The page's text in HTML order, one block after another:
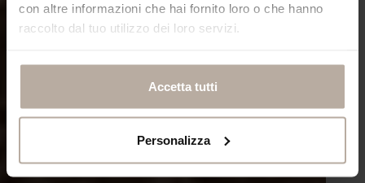
con altre informazioni che hai fornito loro o che hanno
raccolto dal tuo utilizzo dei loro servizi.
Accetta tutti
Personalizza